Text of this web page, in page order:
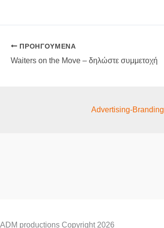
ΠΡΟΗΓΟΎΜΕΝΑ
Waiters on the Move – δηλώστε συμμετοχή
Advertising-Branding
ADM productions Copyright 2026